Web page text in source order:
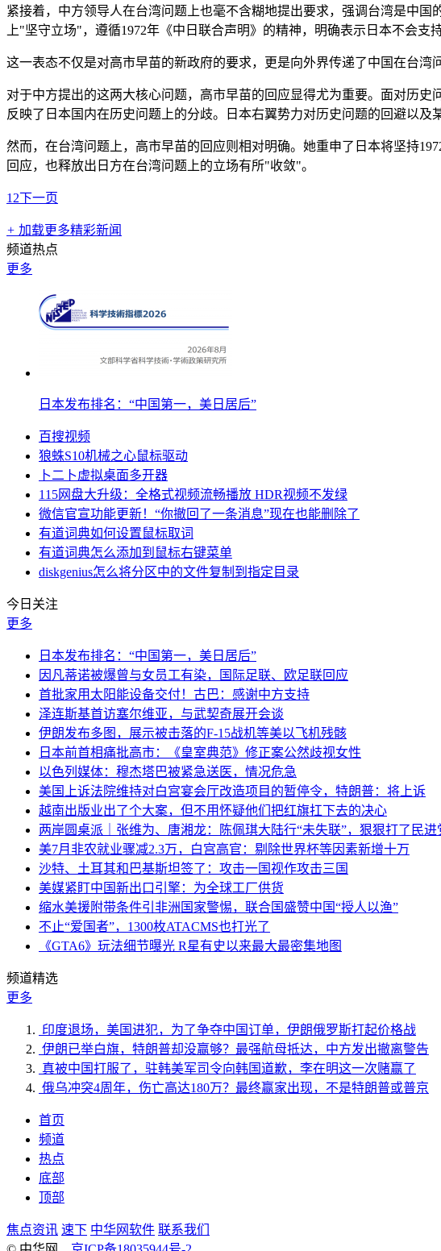
紧接着，中方领导人在台湾问题上也毫不含糊地提出要求，强调台湾是中
上"坚守立场"，遵循1972年《中日联合声明》的精神，明确表示日本不会支
这一表态不仅是对高市早苗的新政府的要求，更是向外界传递了中国在台
对于中方提出的这两大核心问题，高市早苗的回应显得尤为重要。面对历
反映了日本国内在历史问题上的分歧。日本右翼势力对历史问题的回避以
然而，在台湾问题上，高市早苗的回应则相对明确。她重申了日本将坚持
回应，也释放出日方在台湾问题上的立场有所"收敛"。
1 2下一页
+ 加载更多精彩新闻
频道热点
更多
日本发布排名：“中国第一，美日居后”
百搜视频
狼蛛S10机械之心鼠标驱动
卜二卜虚拟桌面多开器
115网盘大升级：全格式视频流畅播放 HDR视频不发绿
微信官宣功能更新！“你撤回了一条消息”现在也能删除了
有道词典如何设置鼠标取词
有道词典怎么添加到鼠标右键菜单
diskgenius怎么将分区中的文件复制到指定目录
今日关注
更多
日本发布排名：“中国第一，美日居后”
因凡蒂诺被爆曾与女员工有染，国际足联、欧足联回应
首批家用太阳能设备交付！古巴：感谢中方支持
泽连斯基首访塞尔维亚，与武契奇展开会谈
伊朗发布多图，展示被击落的F-15战机等美以飞机残骸
日本前首相痛批高市：《皇室典范》修正案公然歧视女性
以色列媒体：穆杰塔巴被紧急送医，情况危急
美国上诉法院维持对白宫宴会厅改造项目的暂停令，特朗普：将上诉
越南出版业出了个大案，但不用怀疑他们把红旗扛下去的决心
两岸圆桌派｜张维为、唐湘龙：陈佩琪大陆行“未失联”，狠狠打了民进
美7月非农就业骤减2.3万，白宫高官：剔除世界杯等因素新增十万
沙特、土耳其和巴基斯坦签了：攻击一国视作攻击三国
美媒紧盯中国新出口引擎：为全球工厂供货
缩水美援附带条件引非洲国家警惕，联合国盛赞中国“授人以渔”
不止“爱国者”，1300枚ATACMS也打光了
《GTA6》玩法细节曝光 R星有史以来最大最密集地图
频道精选
更多
印度退场，美国进犯，为了争夺中国订单，伊朗俄罗斯打起价格战
伊朗已举白旗，特朗普却没赢够？最强航母抵达，中方发出撤离警告
真被中国打服了，驻韩美军司令向韩国道歉，李在明这一次赌赢了
俄乌冲突4周年，伤亡高达180万？最终赢家出现，不是特朗普或普京
首页
频道
热点
底部
顶部
焦点资讯 速下 中华网软件 联系我们